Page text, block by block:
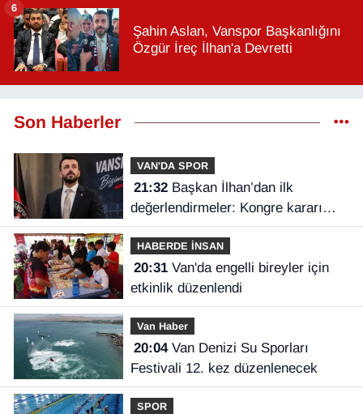
Şahin Aslan, Vanspor Başkanlığını
Özgür İreç İlhan'a Devretti
6
Son Haberler
VAN'DA SPOR
21:32Başkan İlhan’dan ilk
değerlendirmeler: Kongre kararı
Vanspor’u uçuruma sürükleyebilirdi!
HABERDE İNSAN
20:31Van'da engelli bireyler için
etkinlik düzenlendi
Van Haber
20:04Van Denizi Su Sporları
Festivali 12. kez düzenlenecek
SPOR